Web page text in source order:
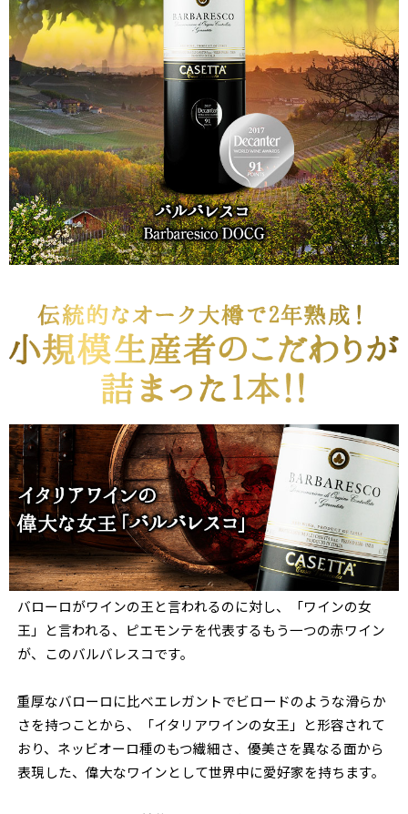
バローロがワインの王と言われるのに対し、「ワインの女
王」と言われる、ピエモンテを代表するもう一つの赤ワイン
が、このバルバレスコです。
重厚なバローロに比べエレガントでビロードのような滑らか
さを持つことから、「イタリアワインの女王」と形容されて
おり、ネッビオーロ種のもつ繊細さ、優美さを異なる面から
表現した、偉大なワインとして世界中に愛好家を持ちます。